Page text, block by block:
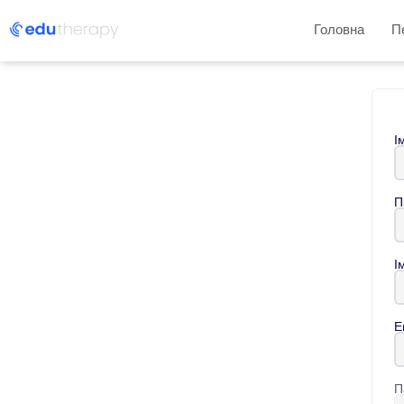
Головна